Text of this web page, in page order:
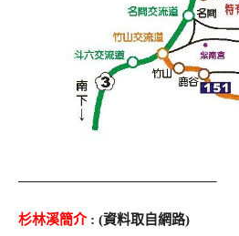
——————————————–
杉林溪簡介: (資料取自網路)